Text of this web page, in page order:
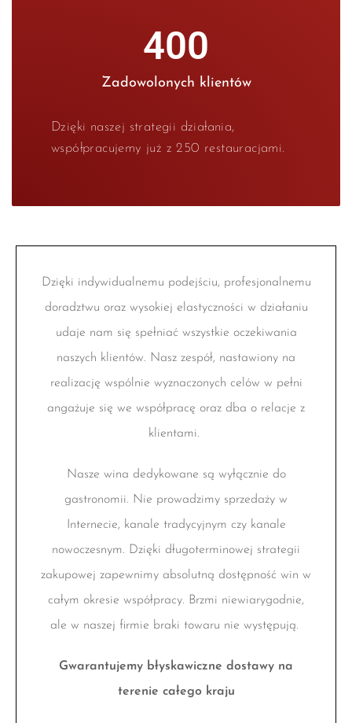
Zadowolonych klientów
400
Dzięki naszej strategii działania,
współpracujemy już z 250 restauracjami.
Dzięki indywidualnemu podejściu, profesjonalnemu
doradztwu oraz wysokiej elastyczności w działaniu
udaje nam się spełniać wszystkie oczekiwania
naszych klientów. Nasz zespół, nastawiony na
realizację wspólnie wyznaczonych celów w pełni
angażuje się we współpracę oraz dba o relacje z
klientami.
Nasze wina dedykowane są wyłącznie do
gastronomii. Nie prowadzimy sprzedaży w
Internecie, kanale tradycyjnym czy kanale
nowoczesnym. Dzięki długoterminowej strategii
zakupowej zapewnimy absolutną dostępność win w
całym okresie współpracy. Brzmi niewiarygodnie,
ale w naszej firmie braki towaru nie występują.
Gwarantujemy błyskawiczne dostawy na
terenie całego kraju